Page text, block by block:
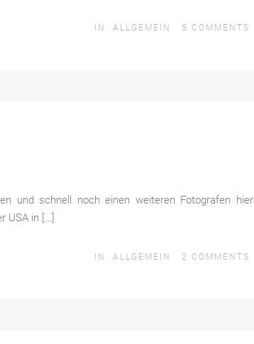
IN ALLGEMEIN 5 COMMENTS
und schnell noch einen weiteren Fotografen hier
USA in […]
IN ALLGEMEIN 2 COMMENTS